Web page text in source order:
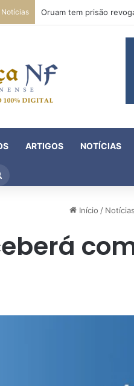
Notícias
ARTIGOS NOTÍCIAS
Início / Notícias